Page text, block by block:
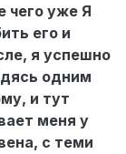
чего уже Я
его и
я успешно
одним
и тут
меня у
с теми